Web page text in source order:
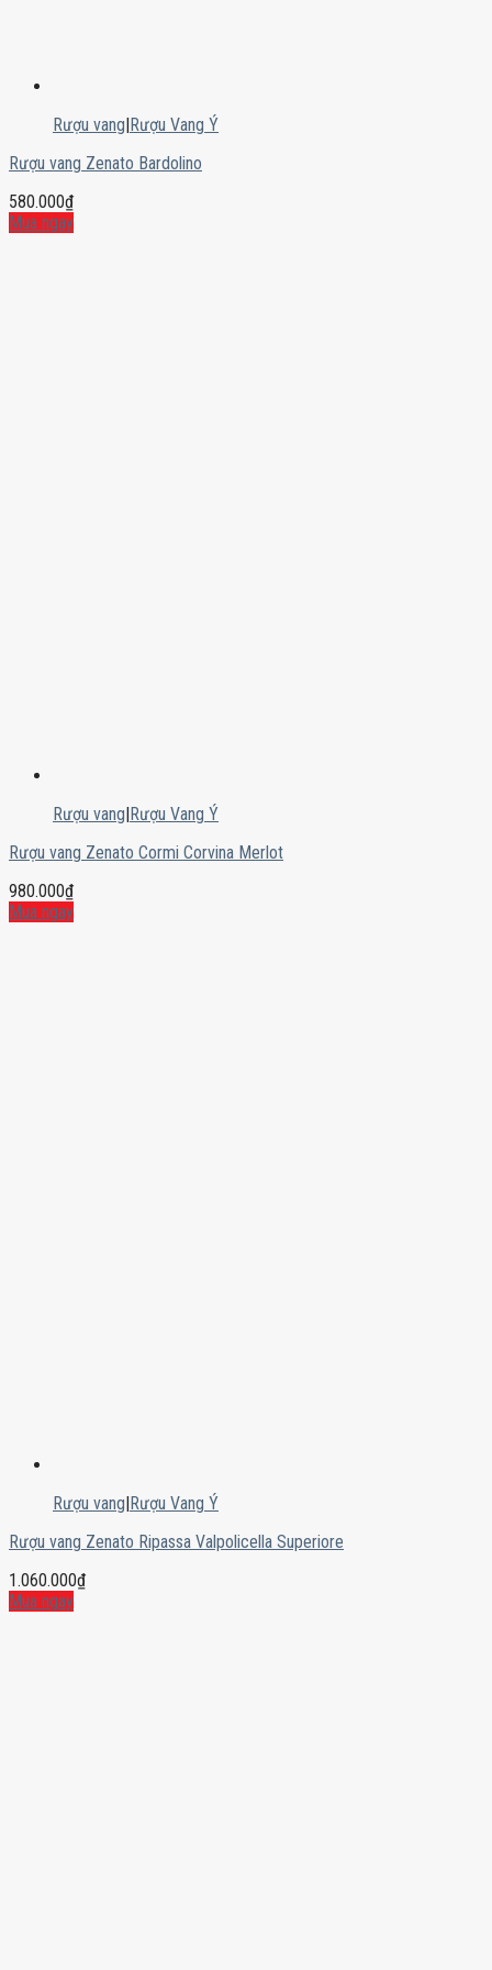
Rượu vang|Rượu Vang Ý
Rượu vang Zenato Bardolino
580.000₫
Mua ngay
Rượu vang|Rượu Vang Ý
Rượu vang Zenato Cormi Corvina Merlot
980.000₫
Mua ngay
Rượu vang|Rượu Vang Ý
Rượu vang Zenato Ripassa Valpolicella Superiore
1.060.000₫
Mua ngay